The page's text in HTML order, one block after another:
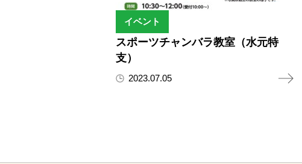
イベント
スポーツチャンバラ教室（水元特
支）
2023.07.05